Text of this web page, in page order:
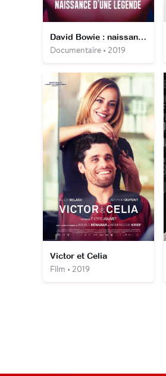
David Bowie : naissance d'une légende
Documentaire • 2019
Victor et Celia
Film • 2019